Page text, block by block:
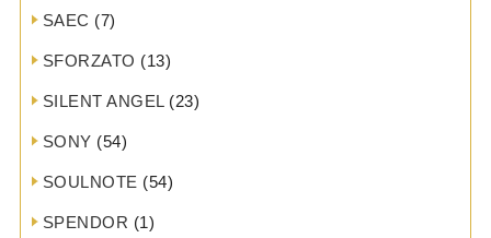
SAEC (7)
SFORZATO (13)
SILENT ANGEL(23)
SONY (54)
SOULNOTE (54)
SPENDOR (1)